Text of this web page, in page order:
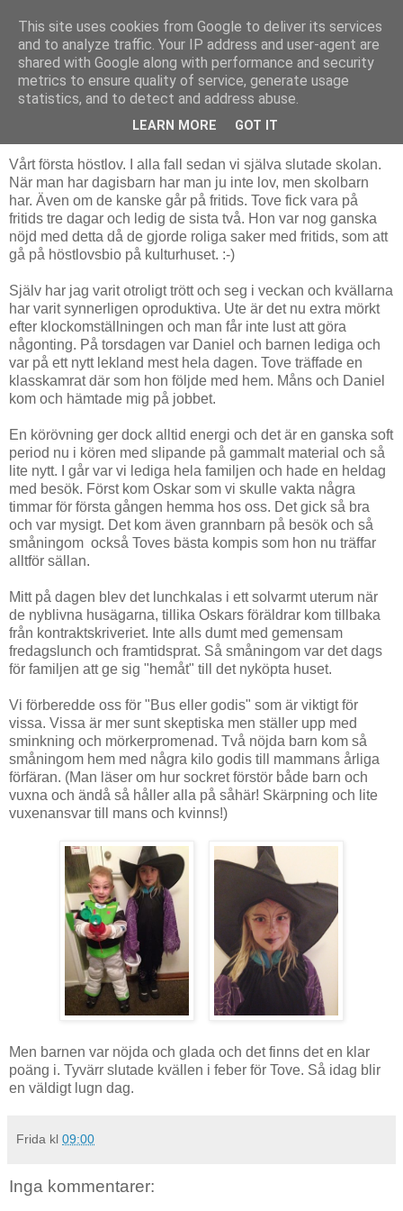
Livsdans
lördag 1 november 2014
Vårt första höstlov. I alla fall sedan vi själva slutade skolan.
När man har dagisbarn har man ju inte lov, men skolbarn
har. Även om de kanske går på fritids. Tove fick vara på
fritids tre dagar och ledig de sista två. Hon var nog ganska
nöjd med detta då de gjorde roliga saker med fritids, som att
gå på höstlovsbio på kulturhuset. :-)
Själv har jag varit otroligt trött och seg i veckan och kvällarna
har varit synnerligen oproduktiva. Ute är det nu extra mörkt
efter klockomställningen och man får inte lust att göra
någonting. På torsdagen var Daniel och barnen lediga och
var på ett nytt lekland mest hela dagen. Tove träffade en
klasskamrat där som hon följde med hem. Måns och Daniel
kom och hämtade mig på jobbet.
En körövning ger dock alltid energi och det är en ganska soft
period nu i kören med slipande på gammalt material och så
lite nytt. I går var vi lediga hela familjen och hade en heldag
med besök. Först kom Oskar som vi skulle vakta några
timmar för första gången hemma hos oss. Det gick så bra
och var mysigt. Det kom även grannbarn på besök och så
småningom också Toves bästa kompis som hon nu träffar
alltför sällan.
Mitt på dagen blev det lunchkalas i ett solvarmt uterum när
de nyblivna husägarna, tillika Oskars föräldrar kom tillbaka
från kontraktskriveriet. Inte alls dumt med gemensam
fredagslunch och framtidsprat. Så småningom var det dags
för familjen att ge sig "hemåt" till det nyköpta huset.
Vi förberedde oss för "Bus eller godis" som är viktigt för
vissa. Vissa är mer sunt skeptiska men ställer upp med
sminkning och mörkerpromenad. Två nöjda barn kom så
småningom hem med några kilo godis till mammans årliga
förfäran. (Man läser om hur sockret förstör både barn och
vuxna och ändå så håller alla på såhär! Skärpning och lite
vuxenansvar till mans och kvinns!)
Men barnen var nöjda och glada och det finns det en klar
poäng i. Tyvärr slutade kvällen i feber för Tove. Så idag blir
en väldigt lugn dag.
Frida kl 09:00
Inga kommentarer:
This site uses cookies from Google to deliver its services
and to analyze traffic. Your IP address and user-agent are
shared with Google along with performance and security
metrics to ensure quality of service, generate usage
statistics, and to detect and address abuse.
LEARN MORE GOT IT